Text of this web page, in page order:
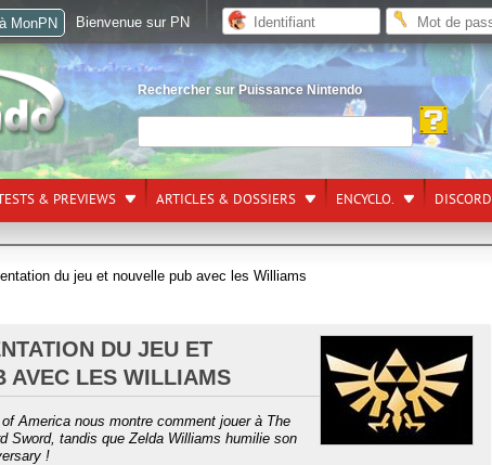
Rechercher sur Puissance Nintendo
& PREVIEWS ARTICLES & DOSSIERS ENCYCLO. DISCORD
du jeu et nouvelle pub avec les Williams
DU JEU ET
AVEC LES WILLIAMS
America nous montre comment jouer à The
Sword, tandis que Zelda Williams humilie son
!
MonPN Bienvenue sur PN